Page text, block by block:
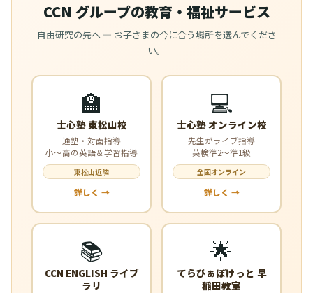
CCN グループの教育・福祉サービス
自由研究の先へ — お子さまの今に合う場所を選んでくださ
い。
🏫
士心塾 東松山校
通塾・対面指導
小〜高の英語＆学習指導
東松山近隣
詳しく →
💻
士心塾 オンライン校
先生がライブ指導
英検準2〜準1級
全国オンライン
詳しく →
📚
CCN ENGLISH ライブ
ラリ
🌟
てらぴぁぽけっと 早
稲田教室